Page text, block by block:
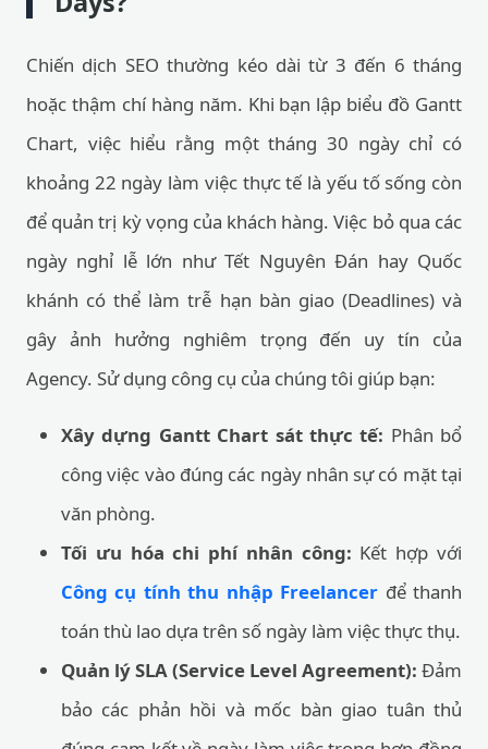
Chiến dịch SEO thường kéo dài từ 3 đến 6 tháng
hoặc thậm chí hàng năm. Khi bạn lập biểu đồ Gantt
Chart, việc hiểu rằng một tháng 30 ngày chỉ có
khoảng 22 ngày làm việc thực tế là yếu tố sống còn
để quản trị kỳ vọng của khách hàng. Việc bỏ qua các
ngày nghỉ lễ lớn như Tết Nguyên Đán hay Quốc
khánh có thể làm trễ hạn bàn giao (Deadlines) và
gây ảnh hưởng nghiêm trọng đến uy tín của
Agency. Sử dụng công cụ của chúng tôi giúp bạn:
Xây dựng Gantt Chart sát thực tế: Phân bổ
công việc vào đúng các ngày nhân sự có mặt tại
văn phòng.
Tối ưu hóa chi phí nhân công: Kết hợp với
Công cụ tính thu nhập Freelancer để thanh
toán thù lao dựa trên số ngày làm việc thực thụ.
Quản lý SLA (Service Level Agreement): Đảm
bảo các phản hồi và mốc bàn giao tuân thủ